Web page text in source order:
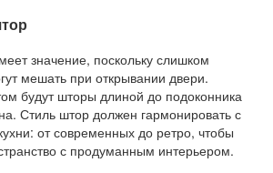
значение, поскольку слишком
мешать при открывании двери.
будут шторы длиной до подоконника
Стиль штор должен гармонировать с
от современных до ретро, чтобы
с продуманным интерьером.